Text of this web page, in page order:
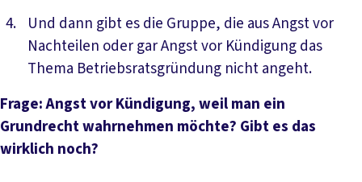
Und dann gibt es die Gruppe, die aus Angst vor
Nachteilen oder gar Angst vor Kündigung das
Thema Betriebsratsgründung nicht angeht.
Frage: Angst vor Kündigung, weil man ein
Grundrecht wahrnehmen möchte? Gibt es das
wirklich noch?